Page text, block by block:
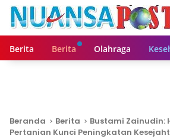
Berita Berita Olahraga
Beranda Berita
Bustami Zainudin:
Pertanian Kunci Peningkatan